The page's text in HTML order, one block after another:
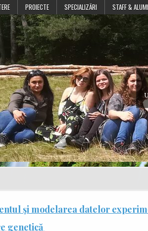
PROIECTE SPECIALIZĂRI STAFF &
şi modelarea datelor
genetică